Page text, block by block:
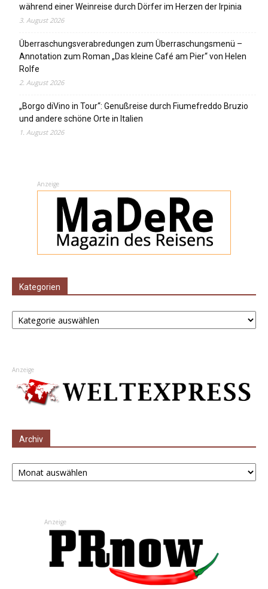
während einer Weinreise durch Dörfer im Herzen der Irpinia
3. August 2026
Überraschungsverabredungen zum Überraschungsmenü –
Annotation zum Roman „Das kleine Café am Pier“ von Helen
Rolfe
2. August 2026
„Borgo diVino in Tour“: Genußreise durch Fiumefreddo Bruzio
und andere schöne Orte in Italien
1. August 2026
Anzeige
Kategorien
Kategorien
Anzeige
Archiv
Archiv
Anzeige